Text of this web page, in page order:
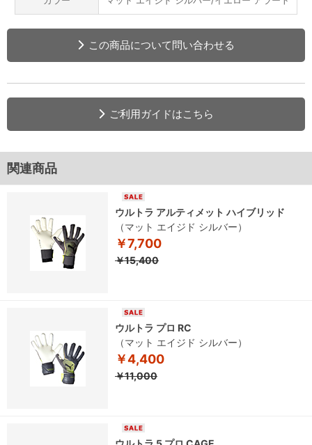
この商品について問い合わせる
ご利用ガイドはこちら
関連商品
ウルトラ アルティメット ハイブリッド
（マット エイジド シルバー）
￥7,700
￥15,400
ウルトラ プロ RC
（マット エイジド シルバー）
￥4,400
￥11,000